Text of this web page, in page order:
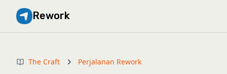
Rework
The Craft Perjalanan Rework